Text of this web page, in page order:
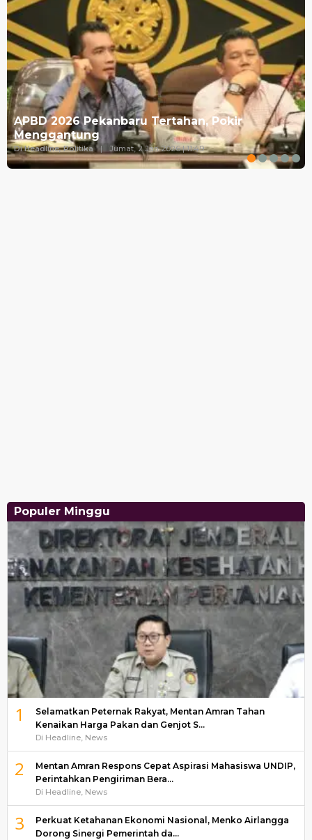
APBD 2026 Pekanbaru Tertahan, Pokir
Menggantung
Di Headline, Politika | Jumat, 2 Jan 2026 | 11:49
Populer Minggu
1
Selamatkan Peternak Rakyat, Mentan Amran Tahan
Kenaikan Harga Pakan dan Genjot S…
Di Headline, News
2
Mentan Amran Respons Cepat Aspirasi Mahasiswa UNDIP,
Perintahkan Pengiriman Bera…
Di Headline, News
3
Perkuat Ketahanan Ekonomi Nasional, Menko Airlangga
Dorong Sinergi Pemerintah da…